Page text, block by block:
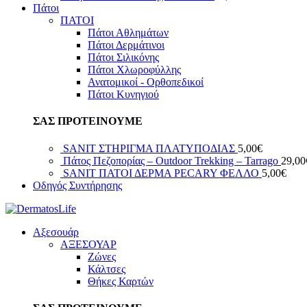
Πάτοι
ΠΑΤΟΙ
Πάτοι Αθλημάτων
Πάτοι Δερμάτινοι
Πάτοι Σιλικόνης
Πάτοι Χλωροφύλλης
Ανατομικοί - Ορθοπεδικοί
Πάτοι Κυνηγιού
ΣΑΣ ΠΡΟΤΕΙΝΟΥΜΕ
SANIT ΣΤΗΡΙΓΜΑ ΠΛΑΤΥΠΟΔΙΑΣ 5,00€
Πάτος Πεζοπορίας – Outdoor Trekking – Tarrago 29,00
SANIT ΠΑΤΟΙ ΔΕΡΜΑ PECARY ΦΕΛΛΟ 5,00€
Οδηγός Συντήρησης
Αξεσουάρ
ΑΞΕΣΟΥΑΡ
Ζώνες
Κάλτσες
Θήκες Καρτών